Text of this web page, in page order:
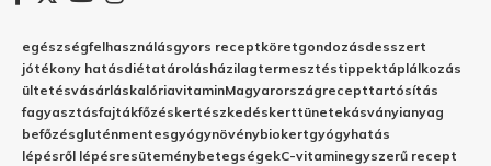
egészségfelhasználásgyors receptköretgondozásdesszert
jótékony hatásdiétatárolásházilagtermesztéstippektáplálkozás
ültetésvásárláskalóriavitaminMagyarországrecepttartósítás
fagyasztásfajtákfőzéskertészkedéskerttünetekásványianyag
befőzésgluténmentesgyógynövénybiokertgyógyhatás
lépésről lépésresüteménybetegségekC-vitaminegyszerű recept